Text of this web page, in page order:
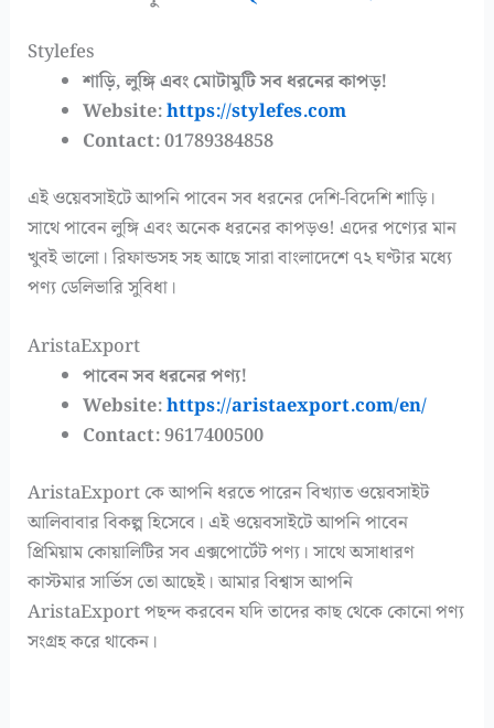
Stylefes
শাড়ি, লুঙ্গি এবং মোটামুটি সব ধরনের কাপড়!
Website:https://stylefes.com
Contact: 01789384858
এই ওয়েবসাইটে আপনি পাবেন সব ধরনের দেশি-বিদেশি শাড়ি।
সাথে পাবেন লুঙ্গি এবং অনেক ধরনের কাপড়ও! এদের পণ্যের মান
খুবই ভালো। রিফান্ডসহ সহ আছে সারা বাংলাদেশে ৭২ ঘণ্টার মধ্যে
পণ্য ডেলিভারি সুবিধা।
AristaExport
পাবেন সব ধরনের পণ্য!
Website:https://aristaexport.com/en/
Contact: 9617400500
AristaExport কে আপনি ধরতে পারেন বিখ্যাত ওয়েবসাইট
আলিবাবার বিকল্প হিসেবে। এই ওয়েবসাইটে আপনি পাবেন
প্রিমিয়াম কোয়ালিটির সব এক্সপোর্টেট পণ্য। সাথে অসাধারণ
কাস্টমার সার্ভিস তো আছেই। আমার বিশ্বাস আপনি
AristaExport পছন্দ করবেন যদি তাদের কাছ থেকে কোনো পণ্য
সংগ্রহ করে থাকেন।